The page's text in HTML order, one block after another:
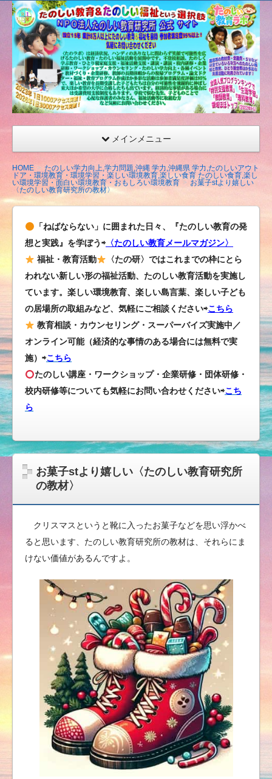
たの
しい
教育
研究
所
（沖
縄）
公式
ト
メインメニュー
HOME
たのしい学力向上,学力問題,沖縄 学力,沖縄県 学力,たのしいアウト
ドア・環境教育・環境学習・楽しい環境教育,楽しい食育 たのしい食育,楽し
い環境学習・面白い環境教育・おもしろい環境教育
お菓子stより嬉しい
〈たのしい教育研究所の教材〉
「ねばならない」に囲まれた日々、『たのしい教育の発
想と実践』を学ぼう⇨ 〈たのしい教育メールマガジン〉
福祉・教育活動
〈たの研〉ではこれまでの枠にとら
われない新しい形の福祉活動、たのしい教育活動を実施し
ています。楽しい環境教育、楽しい島言葉、楽しい子ども
の居場所の取組みなど、気軽にご相談ください⇨こちら
教育相談・カウンセリング・スーパーバイズ実施中／
オンライン可能（経済的な事情のある場合には無料で実
施）⇨こちら
たのしい講座・ワークショップ・企業研修・団体研修・
校内研修等についても気軽にお問い合わせください⇨こち
ら
お菓子stより嬉しい〈たのしい教育研究所
の教材〉
クリスマスというと靴に入ったお菓子などを思い浮かべ
ると思います、たのしい教育研究所の教材は、それらにま
けない価値があるんですよ。